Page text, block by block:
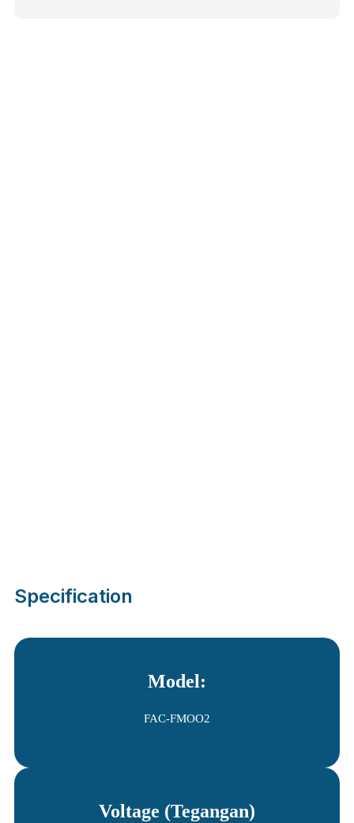
Specification
Model:
FAC-FMOO2
Voltage (Tegangan)